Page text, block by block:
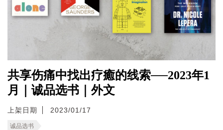
共享伤痛中找出疗癒的线索──2023年1
月｜诚品选书｜外文
上架日期 2023/01/17
诚品选书